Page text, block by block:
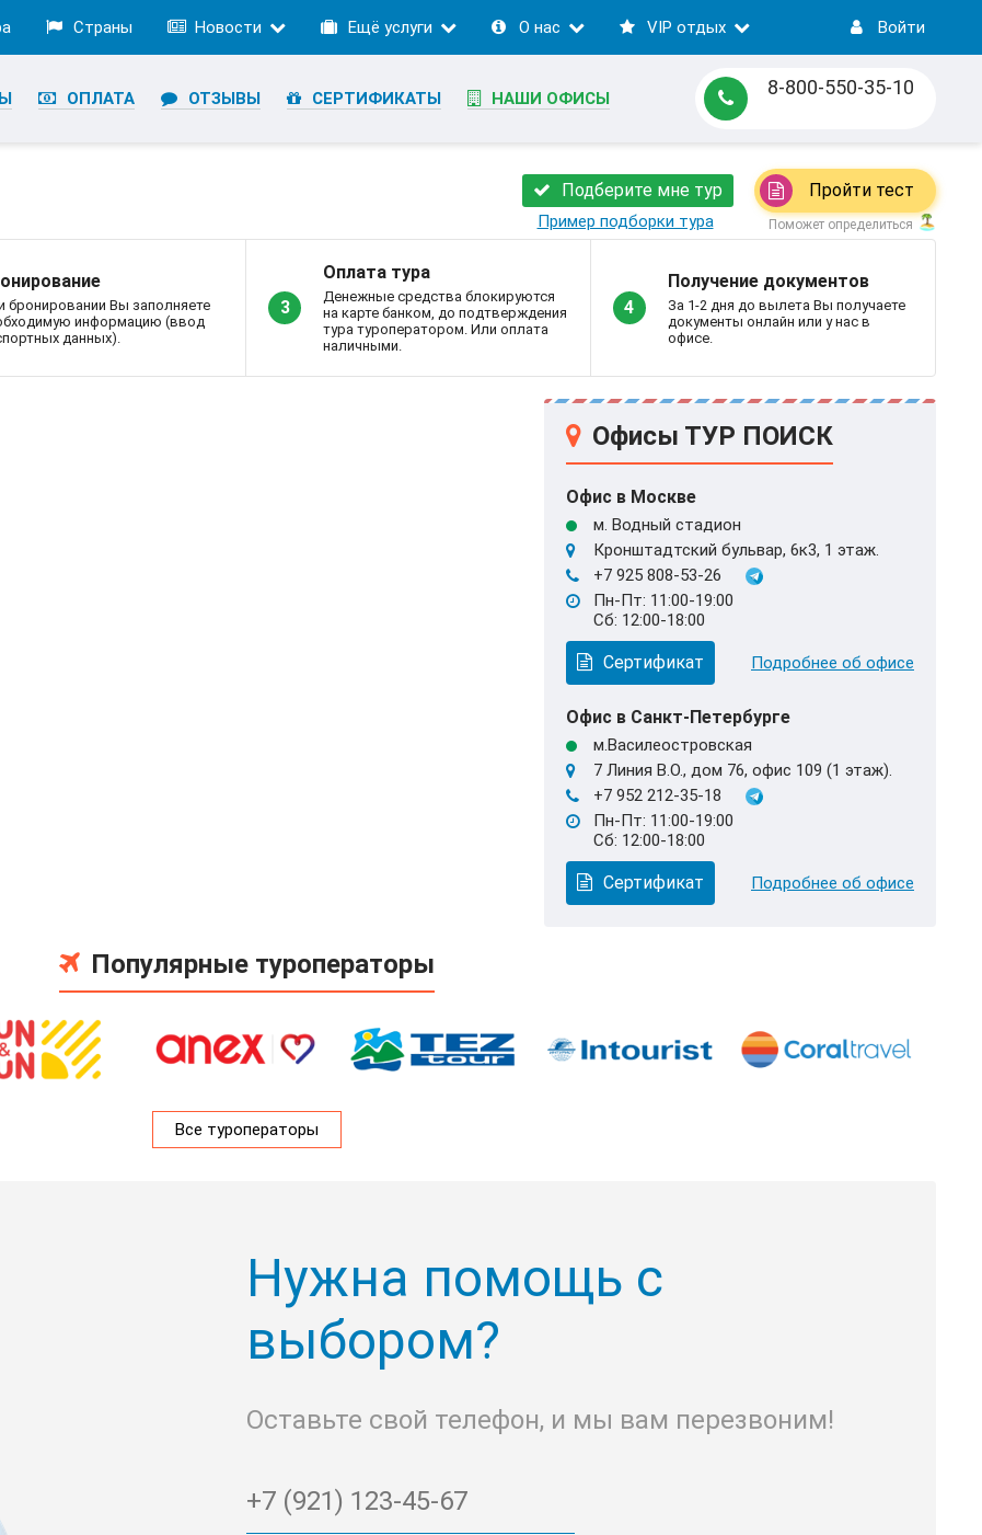
Страны Новости Ещё услуги О нас VIP отдых Войти
ОПЛАТА ОТЗЫВЫ СЕРТИФИКАТЫ НАШИ ОФИСЫ 8-800-550-35-10
Подберите мне тур
Пример подборки тура
Пройти тест
Поможет определиться
бронировании Вы заполняете
информацию (ввод
данных).
3
Оплата тура
Денежные средства блокируются
на карте банком, до подтверждения
тура туроператором. Или оплата
наличными.
4
Получение документов
За 1-2 дня до вылета Вы получаете
документы онлайн или у нас в
офисе.
Офисы ТУР ПОИСК
Офис в Москве
м. Водный стадион
Кронштадтский бульвар, 6к3, 1 этаж.
+7 925 808-53-26
Пн-Пт: 11:00-19:00
Сб: 12:00-18:00
Сертификат Подробнее об офисе
Офис в Санкт-Петербурге
м.Василеостровская
7 Линия В.О., дом 76, офис 109 (1 этаж).
+7 952 212-35-18
Пн-Пт: 11:00-19:00
Сб: 12:00-18:00
Сертификат Подробнее об офисе
Популярные туроператоры
Все туроператоры
Нужна помощь с
выбором?
Оставьте свой телефон, и мы вам перезвоним!